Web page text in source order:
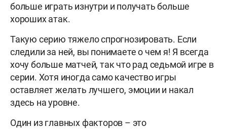
больше играть изнутри и получать больше
хороших атак.
Такую серию тяжело спрогнозировать. Если
следили за ней, вы понимаете о чем я! Я всегда
хочу больше матчей, так что рад седьмой игре в
серии. Хотя иногда само качество игры
оставляет желать лучшего, эмоции и накал
здесь на уровне.
Один из главных факторов – это